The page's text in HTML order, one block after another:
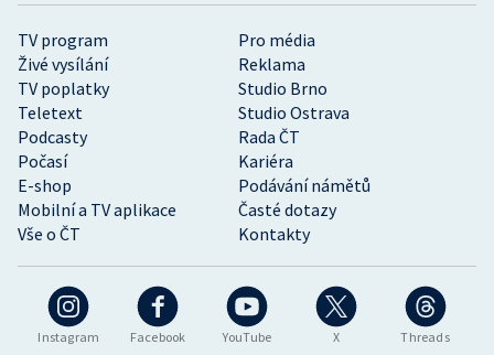
Instagram Facebook YouTube X Threads
TV program
Pro média
Živé vysílání
Reklama
TV poplatky
Studio Brno
Teletext
Studio Ostrava
Podcasty
Rada ČT
Počasí
Kariéra
E-shop
Podávání námětů
Mobilní a TV aplikace
Časté dotazy
Vše o ČT
Kontakty